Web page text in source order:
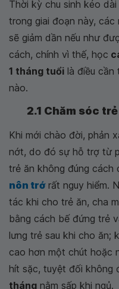
Thời kỳ chu sinh kéo
trong giai đoạn này,
sẽ giảm dần nếu như
cách, chính vì thế, học
1 tháng tuổi là điều
nào.
2.1 Chăm sóc
Khi mới chào đời, phản
nớt, do đó sự hỗ trợ từ
trẻ ăn không đúng
nôn trớrất nguy hiểm.
tác khi cho trẻ ăn, cha
bằng cách bế đứng trẻ
lưng trẻ sau khi cho ăn;
cao hơn một chút hoặc
hít sặc, tuyệt đối không
tháng nằm sấp khi ngủ.